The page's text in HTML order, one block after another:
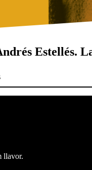
Estellés.
llavor.